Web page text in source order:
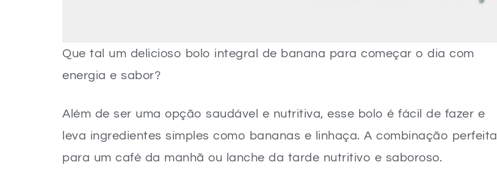
Que tal um delicioso bolo integral de banana para começar o dia com
energia e sabor?
Além de ser uma opção saudável e nutritiva, esse bolo é fácil de fazer e
leva ingredientes simples como bananas e linhaça. A combinação perfeita
para um café da manhã ou lanche da tarde nutritivo e saboroso.